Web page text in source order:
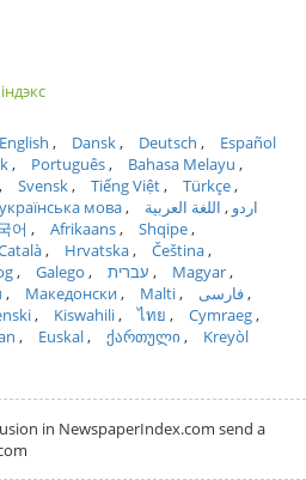
English Dansk Deutsch
Español
Português
Bahasa Melayu
Svensk Tiếng Việt
Türkçe
українська мова اردو
اللغة العربية
어 Afrikaans
Shqipe
Hrvatska
Čeština
Galego עברית
Magyar
Македонски Malti
فارسی
Kiswahili ไทย
Cymraeg
Euskal ქართული
Kreyòl
in NewspaperIndex.com send a